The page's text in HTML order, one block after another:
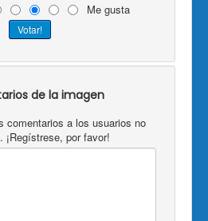
Me gusta
de la imagen
comentarios a los usuarios no
¡Regístrese, por favor!